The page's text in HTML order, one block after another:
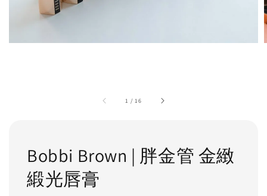
1 /16
Bobbi Brown | 胖金管 金緻
緞光唇膏